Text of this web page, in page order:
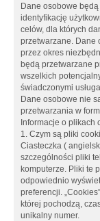
Dane osobowe
identyfikację
celów, dla których
przetwarzane. Dane
przez okres
będą przetwarzane
wszelkich
świadczonymi
Dane osobowe nie
przetwarzania w
Informacje o plikach
1. Czym są pliki
Ciasteczka (
szczególności pliki
komputerze. Pliki te
odpowiednio
preferencji.
której pochodzą,
unikalny numer.